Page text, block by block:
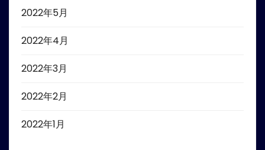
2022年5月
2022年4月
2022年3月
2022年2月
2022年1月